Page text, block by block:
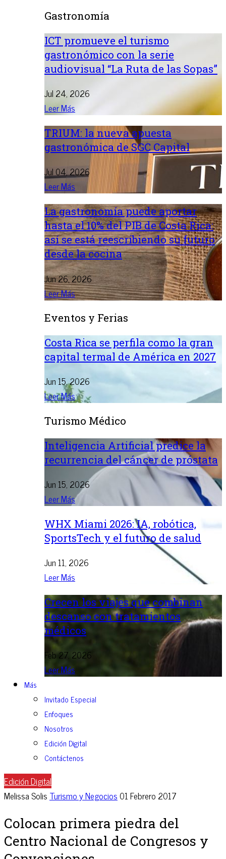
Gastronomía
ICT promueve el turismo
gastronómico con la serie
audiovisual “La Ruta de las Sopas”
Jul 24, 2026
Leer Más
TRIUM: la nueva apuesta
gastronómica de SGC Capital
Jul 04, 2026
Leer Más
La gastronomía puede aportar
hasta el 10% del PIB de Costa Rica:
así se está reescribiendo su futuro
desde la cocina
Jun 26, 2026
Leer Más
Eventos y Ferias
Costa Rica se perfila como la gran
capital termal de América en 2027
Jun 15, 2026
Leer Más
Turismo Médico
Inteligencia Artificial predice la
recurrencia del cáncer de próstata
Jun 15, 2026
Leer Más
WHX Miami 2026: IA, robótica,
SportsTech y el futuro de salud
Jun 11, 2026
Leer Más
Crecen los viajes que combinan
descanso con tratamientos
médicos
Feb 27, 2026
Leer Más
Más
Invitado Especial
Enfoques
Nosotros
Edición Digital
Contáctenos
Edición Digital
Melissa Solis Turismo y Negocios01 Febrero 2017
Colocan primera piedra del
Centro Nacional de Congresos y